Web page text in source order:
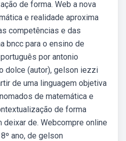
de forma. Web a nova
e realidade aproxima
competências e das
bncc para o ensino de
por antonio
dolce (autor), gelson iezzi
de uma linguagem objetiva
de matemática e
de forma
de. Webcompre online
ano, de gelson